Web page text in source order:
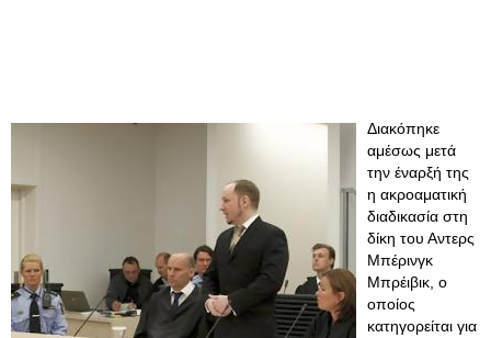
Διακόπηκε
αμέσως μετά
την έναρξή της
η ακροαματική
διαδικασία στη
δίκη του Αντερς
Μπέρινγκ
Μπρέιβικ, ο
οποίος
κατηγορείται για